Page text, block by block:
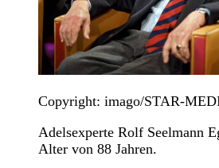
Copyright: imago/STAR-
Adelsexperte Rolf Seelmann
Alter von 88 Jahren.